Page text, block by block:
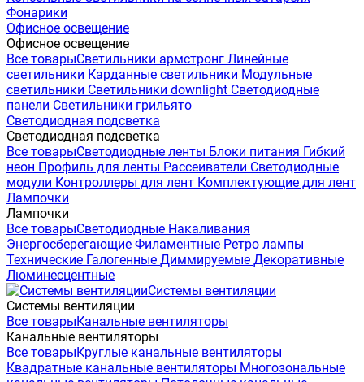
Фонарики
Офисное освещение
Офисное освещение
Все товарыСветильники армстронг Линейные
светильники Карданные светильники Модульные
светильники Светильники downlight Светодиодные
панели Светильники грильято
Светодиодная подсветка
Светодиодная подсветка
Все товарыСветодиодные ленты Блоки питания Гибкий
неон Профиль для ленты Рассеиватели Светодиодные
модули Контроллеры для лент Комплектующие для лент
Лампочки
Лампочки
Все товарыСветодиодные Накаливания
Энергосберегающие Филаментные Ретро лампы
Технические Галогенные Диммируемые Декоративные
Люминесцентные
Системы вентиляции
Системы вентиляции
Все товарыКанальные вентиляторы
Канальные вентиляторы
Все товарыКруглые канальные вентиляторы
Квадратные канальные вентиляторы Многозональные